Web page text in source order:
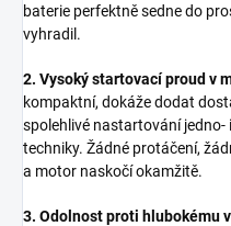
baterie perfektně sedne do
vyhradil.
2. Vysoký startovací proud v
kompaktní, dokáže dodat
spolehlivé nastartování
techniky. Žádné protáčení,
a motor naskočí okamžitě.
3. Odolnost proti hlubokému